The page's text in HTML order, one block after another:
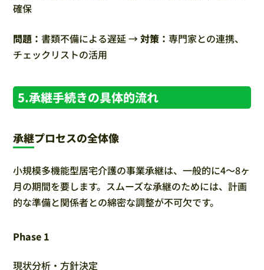
確保
問題：書類不備による遅延 →対策：専門家との連携、
チェックリストの活用
5.承継手続きの具体的流れ
承継プロセスの全体像
小規模多機能型居宅介護の事業承継は、一般的に4～8ヶ
月の期間を要します。スムーズな承継のためには、計画
的な準備と関係者との綿密な調整が不可欠です。
Phase 1
現状分析・方針決定